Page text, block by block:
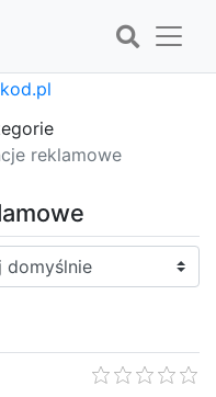
reklamowe